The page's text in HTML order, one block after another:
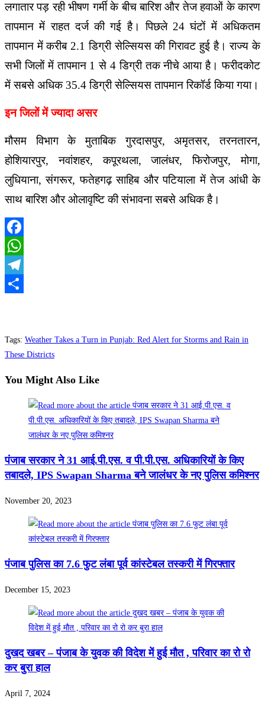
लगातार पड़ रही भीषण गर्मी के बीच बारिश और तेज हवाओं के कारण
तापमान में राहत दर्ज की गई है। पिछले 24 घंटों में अधिकतम
तापमान में करीब 2.1 डिग्री सेल्सियस की गिरावट हुई है। राज्य के
सभी जिलों में तापमान 1 से 4 डिग्री तक नीचे आया है। फरीदकोट
में सबसे अधिक 35.4 डिग्री सेल्सियस तापमान रिकॉर्ड किया गया।
इन जिलों में ज्यादा असर
मौसम विभाग के मुताबिक गुरदासपुर, अमृतसर, तरनतारन,
होशियारपुर, नवांशहर, कपूरथला, जालंधर, फिरोजपुर, मोगा,
लुधियाना, संगरूर, फतेहगढ़ साहिब और पटियाला में तेज आंधी के
साथ बारिश और ओलावृष्टि की संभावना सबसे अधिक है।
Facebook
WhatsApp
Telegram
Tags: Weather Takes a Turn in Punjab: Red Alert for Storms and Rain in
These Districts
You Might Also Like
पंजाब सरकार ने 31 आई.पी.एस. व पी.पी.एस. अधिकारियों के किए
तबादले, IPS Swapan Sharma बने जालंधर के नए पुलिस कमिश्नर
November 20, 2023
पंजाब पुलिस का 7.6 फुट लंबा पूर्व कांस्टेबल तस्करी में गिरफ्तार
December 15, 2023
दुखद खबर – पंजाब के युवक की विदेश में हुई मौत , परिवार का रो रो
कर बुरा हाल
April 7, 2024